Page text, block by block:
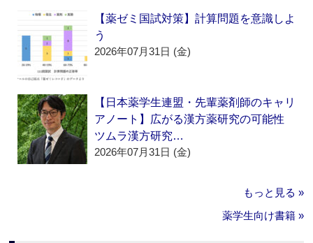
【薬ゼミ国試対策】計算問題を意識しよ
う
2026年07月31日 (金)
【日本薬学生連盟・先輩薬剤師のキャリ
アノート】広がる漢方薬研究の可能性
ツムラ漢方研究…
2026年07月31日 (金)
もっと見る »
薬学生向け書籍 »